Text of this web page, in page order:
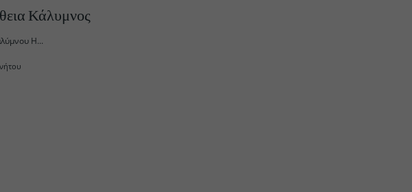
Πωλείται Μεζονέτα 130 τμ στην Πόθεια Κάλυμνος
Η...